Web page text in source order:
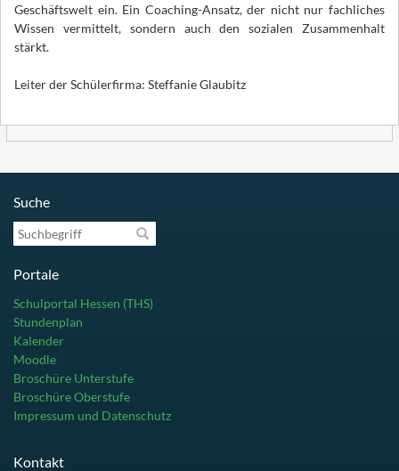
Geschäftswelt ein. Ein Coaching-Ansatz, der nicht nur fachliches
Wissen vermittelt, sondern auch den sozialen Zusammenhalt
stärkt.
Leiter der Schülerfirma: Steffanie Glaubitz
Suche
Suchbegriff
Portale
Schulportal Hessen (THS)
Stundenplan
Kalender
Moodle
Broschüre Unterstufe
Broschüre Oberstufe
Impressum und Datenschutz
Kontakt